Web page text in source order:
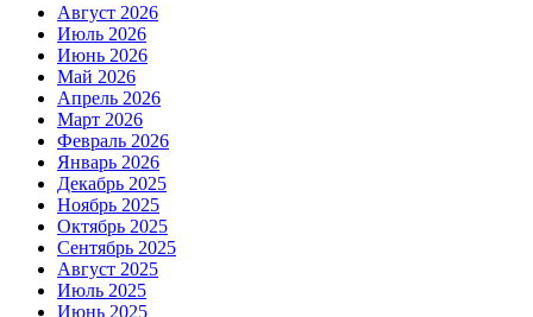
Август 2026
Июль 2026
Июнь 2026
Май 2026
Апрель 2026
Март 2026
Февраль 2026
Январь 2026
Декабрь 2025
Ноябрь 2025
Октябрь 2025
Сентябрь 2025
Август 2025
Июль 2025
Июнь 2025